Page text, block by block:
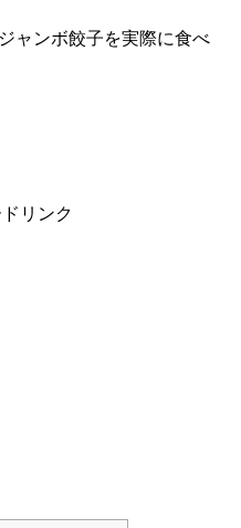
ャンボ餃子を実際に食べ
リンク